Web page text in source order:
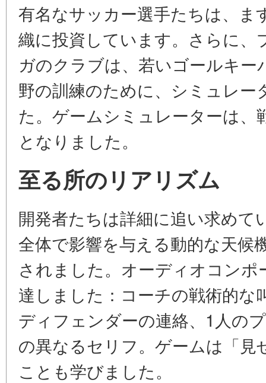
有名なサッカー選手たちは、ま
織に投資しています。さらに
ガのクラブは、若いゴールキ
野の訓練のために、シミュレー
た。ゲームシミュレーターは、
となりました。
至る所のリアリズム
開発者たちは詳細に追い求めて
全体で影響を与える動的な天候
されました。オーディオコン
達しました：コーチの戦術的な
ディフェンダーの連絡、1人の
の異なるセリフ。ゲームは「
ことも学びました。